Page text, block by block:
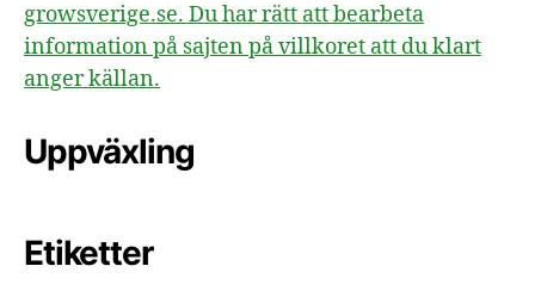
growsverige.se. Du har rätt att bearbeta
information på sajten på villkoret att du klart
anger källan.
Uppväxling
Etiketter